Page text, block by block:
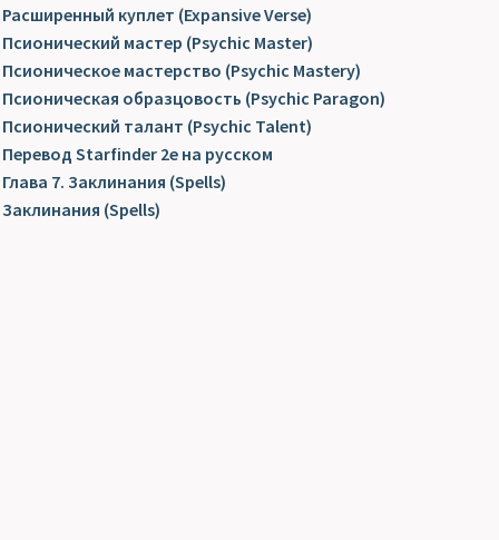
Расширенный куплет (Expansive Verse)
Псионический мастер (Psychic Master)
Псионическое мастерство (Psychic Mastery)
Псионическая образцовость (Psychic Paragon)
Псионический талант (Psychic Talent)
Перевод Starfinder 2e на русском
Глава 7. Заклинания (Spells)
Заклинания (Spells)